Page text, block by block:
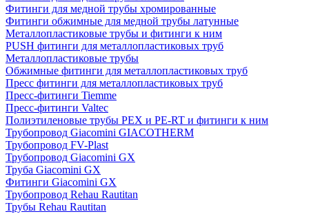
Фитинги для медной трубы хромированные
Фитинги обжимные для медной трубы латунные
Металлопластиковые трубы и фитинги к ним
PUSH фитинги для металлопластиковых труб
Металлопластиковые трубы
Обжимные фитинги для металлопластиковых труб
Пресс фитинги для металлопластиковых труб
Пресс-фитинги Tiemme
Пресс-фитинги Valtec
Полиэтиленовые трубы PEX и PE-RT и фитинги к ним
Трубопровод Giacomini GIACOTHERM
Трубопровод FV-Plast
Трубопровод Giacomini GX
Труба Giacomini GX
Фитинги Giacomini GX
Трубопровод Rehau Rautitan
Трубы Rehau Rautitan